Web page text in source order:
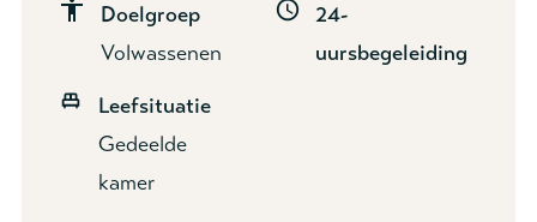
Doelgroep
Volwassenen
24-
uursbegeleiding
Leefsituatie
Gedeelde
kamer